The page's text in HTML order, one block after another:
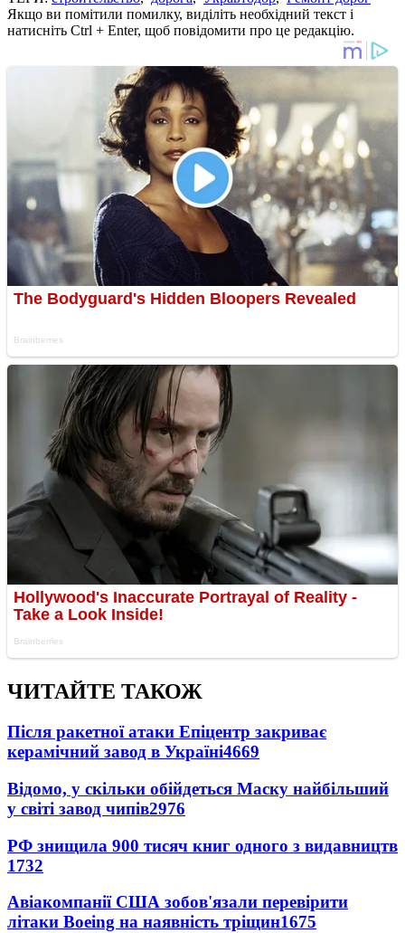
Якщо ви помітили помилку, виділіть необхідний текст і
натисніть Ctrl + Enter, щоб повідомити про це редакцію.
ЧИТАЙТЕ ТАКОЖ
Після ракетної атаки Епіцентр закриває
керамічний завод в Україні4669
Відомо, у скільки обійдеться Маску найбільший
у світі завод чипів2976
РФ знищила 900 тисяч книг одного з видавництв
1732
Авіакомпанії США зобов'язали перевірити
літаки Boeing на наявність тріщин1675